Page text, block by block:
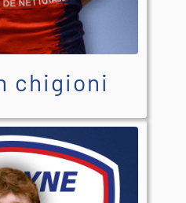
chigioni